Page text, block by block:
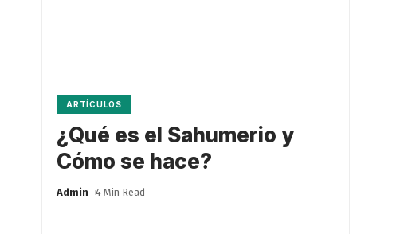
ARTÍCULOS
¿Qué es el Sahumerio y
Cómo se hace?
Admin 4 Min Read